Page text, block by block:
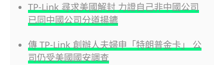
TP-Link 尋求美國解封 力證自己非中國公司
已同中國公司分道揚鑣
傳 TP-Link 創辦人夫婦申「特朗普金卡」 公
司仍受美國國安調查